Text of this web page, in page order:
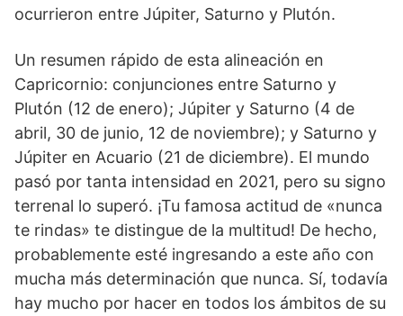
ocurrieron entre Júpiter, Saturno y Plutón.
Un resumen rápido de esta alineación en
Capricornio: conjunciones entre Saturno y
Plutón (12 de enero); Júpiter y Saturno (4 de
abril, 30 de junio, 12 de noviembre); y Saturno y
Júpiter en Acuario (21 de diciembre). El mundo
pasó por tanta intensidad en 2021, pero su signo
terrenal lo superó. ¡Tu famosa actitud de «nunca
te rindas» te distingue de la multitud! De hecho,
probablemente esté ingresando a este año con
mucha más determinación que nunca. Sí, todavía
hay mucho por hacer en todos los ámbitos de su